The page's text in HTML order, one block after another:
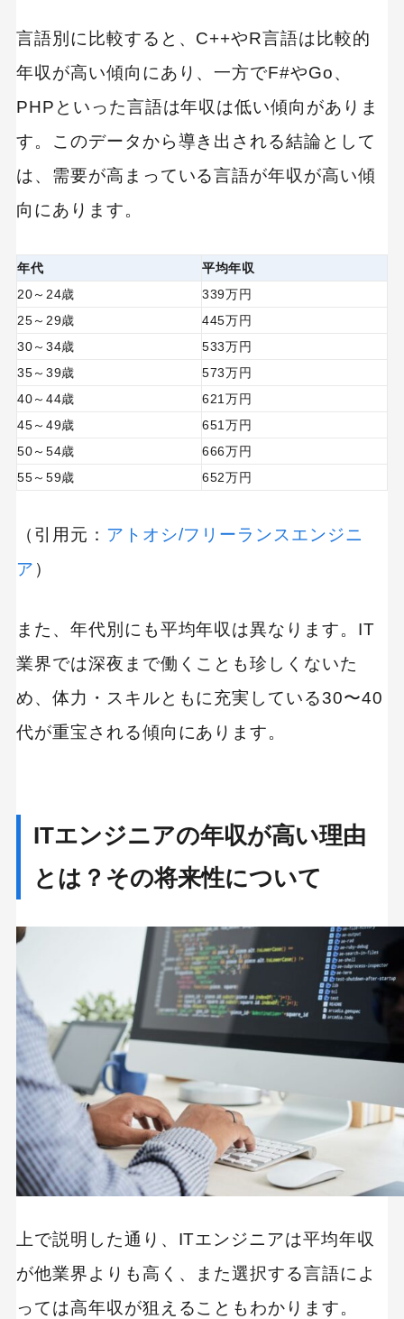
言語別に比較すると、C++やR言語は比較的
年収が高い傾向にあり、一方でF#やGo、
PHPといった言語は年収は低い傾向がありま
す。このデータから導き出される結論として
は、需要が高まっている言語が年収が高い傾
向にあります。
年代
平均年収
20～24歳
339万円
25～29歳
445万円
30～34歳
533万円
35～39歳
573万円
40～44歳
621万円
45～49歳
651万円
50～54歳
666万円
55～59歳
652万円
（引用元： アトオシ/フリーランスエンジニ
ア ）
また、年代別にも平均年収は異なります。IT
業界では深夜まで働くことも珍しくないた
め、体力・スキルともに充実している30〜40
代が重宝される傾向にあります。
ITエンジニアの年収が高い理由
とは？その将来性について
上で説明した通り、ITエンジニアは平均年収
が他業界よりも高く、また選択する言語によ
っては高年収が狙えることもわかります。